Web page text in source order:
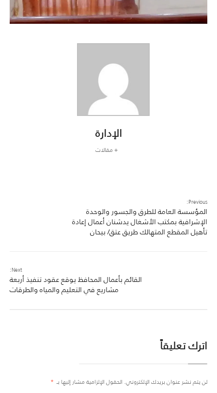
الإدارة
+ مقالات
Previous:
المؤسسة العامة للطرق والجسور والوحدة
الإشرافية بمكتب الأشغال يدشنان أعمال إعادة
تأهيل المقطع المتهالك طريق عتق/ بيحان
Next:
القائم بأعمال المحافظ يوقع عقود تنفيذ أربعة
مشاريع في التعليم والمياه والطرقات
اترك تعليقاً
لن يتم نشر عنوان بريدك الإلكتروني. الحقول الإلزامية مشار إليها بـ *